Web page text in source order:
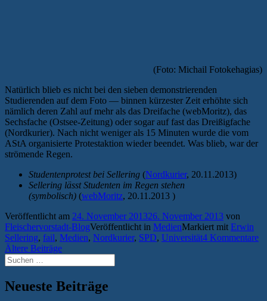
(Foto: Michail Fotokehagias)
Natürlich blieb es nicht bei den sieben demonstrierenden
Studierenden auf dem Foto — binnen kürzester Zeit erhöhte sich
nämlich deren Zahl auf mehr als das Dreifache (webMoritz), das
Sechsfache (Ostsee-Zeitung) oder sogar auf fast das Dreißigfache
(Nordkurier). Nach nicht weniger als 15 Minuten wurde die vom
AStA organisierte Protestaktion wieder beendet. Was blieb, war der
strömende Regen.
Studentenprotest bei Sellering (Nordkurier, 20.11.2013)
Sellering lässt Studenten im Regen stehen
(symbolisch) (webMoritz, 20.11.2013 )
Veröffentlicht am 24. November 201326. November 2013 von
Fleischervorstadt-BlogVeröffentlicht in MedienMarkiert mit Erwin
Sellering, fail, Medien, Nordkurier, SPD, Universität4 Kommentare
Beitragsnavigation
Ältere Beiträge
Suchen
nach:
Neueste Beiträge